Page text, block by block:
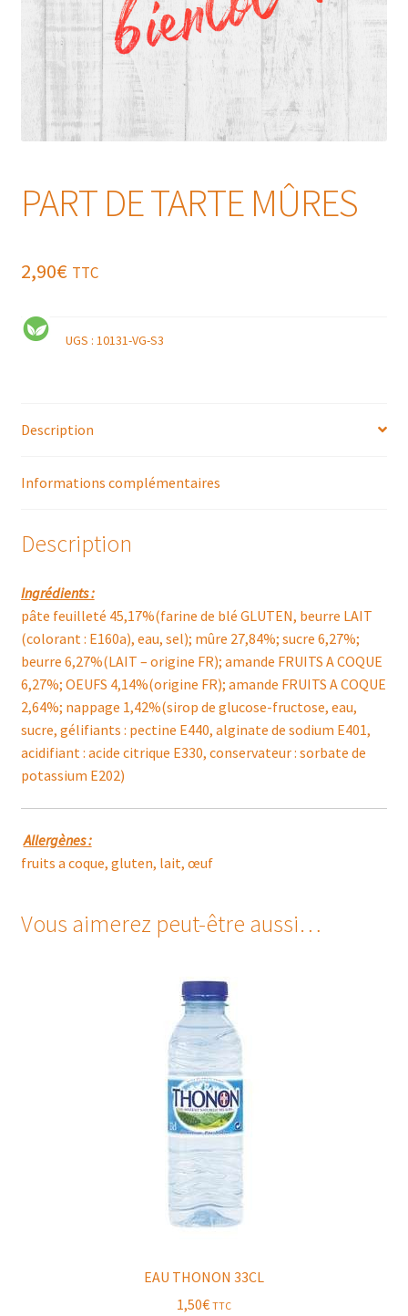
PART DE TARTE MÛRES
2,90€ TTC
UGS : 10131-VG-S3
Description
Informations complémentaires
Description
Ingrédients :
pâte feuilleté 45,17%(farine de blé GLUTEN, beurre LAIT
(colorant : E160a), eau, sel); mûre 27,84%; sucre 6,27%;
beurre 6,27%(LAIT – origine FR); amande FRUITS A COQUE
6,27%; OEUFS 4,14%(origine FR); amande FRUITS A COQUE
2,64%; nappage 1,42%(sirop de glucose-fructose, eau,
sucre, gélifiants : pectine E440, alginate de sodium E401,
acidifiant : acide citrique E330, conservateur : sorbate de
potassium E202)
Allergènes :
fruits a coque, gluten, lait, œuf
Vous aimerez peut-être aussi…
EAU THONON 33CL
1,50€ TTC